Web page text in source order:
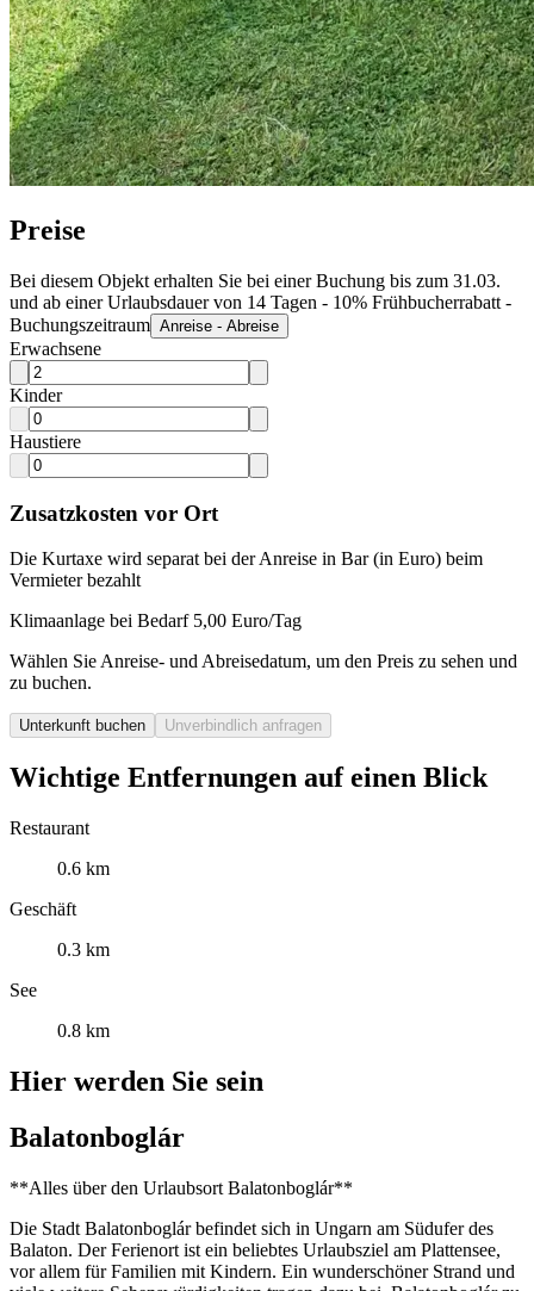
Preise
Bei diesem Objekt erhalten Sie bei einer Buchung bis zum 31.03.
und ab einer Urlaubsdauer von 14 Tagen - 10% Frühbucherrabatt -
Buchungszeitraum Anreise - Abreise
Erwachsene
Kinder
Haustiere
Zusatzkosten vor Ort
Die Kurtaxe wird separat bei der Anreise in Bar (in Euro) beim
Vermieter bezahlt
Klimaanlage bei Bedarf 5,00 Euro/Tag
Wählen Sie Anreise- und Abreisedatum, um den Preis zu sehen und
zu buchen.
Unterkunft buchen Unverbindlich anfragen
Wichtige Entfernungen auf einen Blick
Restaurant
0.6 km
Geschäft
0.3 km
See
0.8 km
Hier werden Sie sein
Balatonboglár
**Alles über den Urlaubsort Balatonboglár**
Die Stadt Balatonboglár befindet sich in Ungarn am Südufer des
Balaton. Der Ferienort ist ein beliebtes Urlaubsziel am Plattensee,
vor allem für Familien mit Kindern. Ein wunderschöner Strand und